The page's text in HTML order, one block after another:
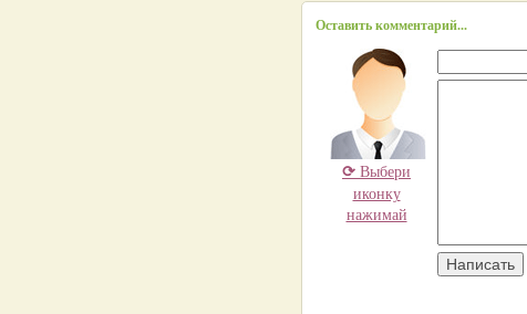
Оставить комментарий...
⟳ Выбери
иконку
нажимай